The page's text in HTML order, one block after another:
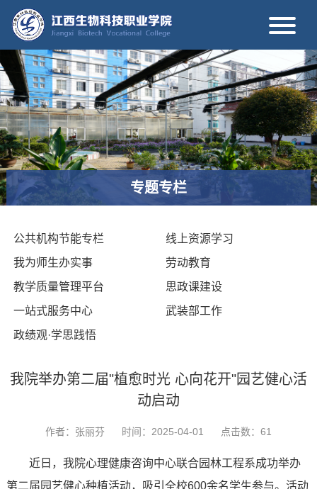
专题专栏
公共机构节能专栏
线上资源学习
我为师生办实事
劳动教育
教学质量管理平台
思政课建设
一站式服务中心
武装部工作
政绩观·学思践悟
我院举办第二届"植愈时光 心向花开"园艺健心活
动启动
作者：张丽芬 时间：2025-04-01 点击数： 61
近日，我院心理健康咨询中心联合园林工程系成功举办
第二届园艺健心种植活动，吸引全校600余名学生参与。活动